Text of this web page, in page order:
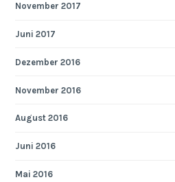
November 2017
Juni 2017
Dezember 2016
November 2016
August 2016
Juni 2016
Mai 2016